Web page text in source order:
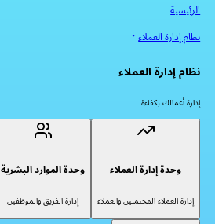
الرئيسية
نظام إدارة العملاء
نظام إدارة العملاء
إدارة أعمالك بكفاءة
وحدة إدارة العملاء
إدارة العملاء المحتملين والعملاء
وحدة الموارد البشرية
إدارة الفريق والموظفين